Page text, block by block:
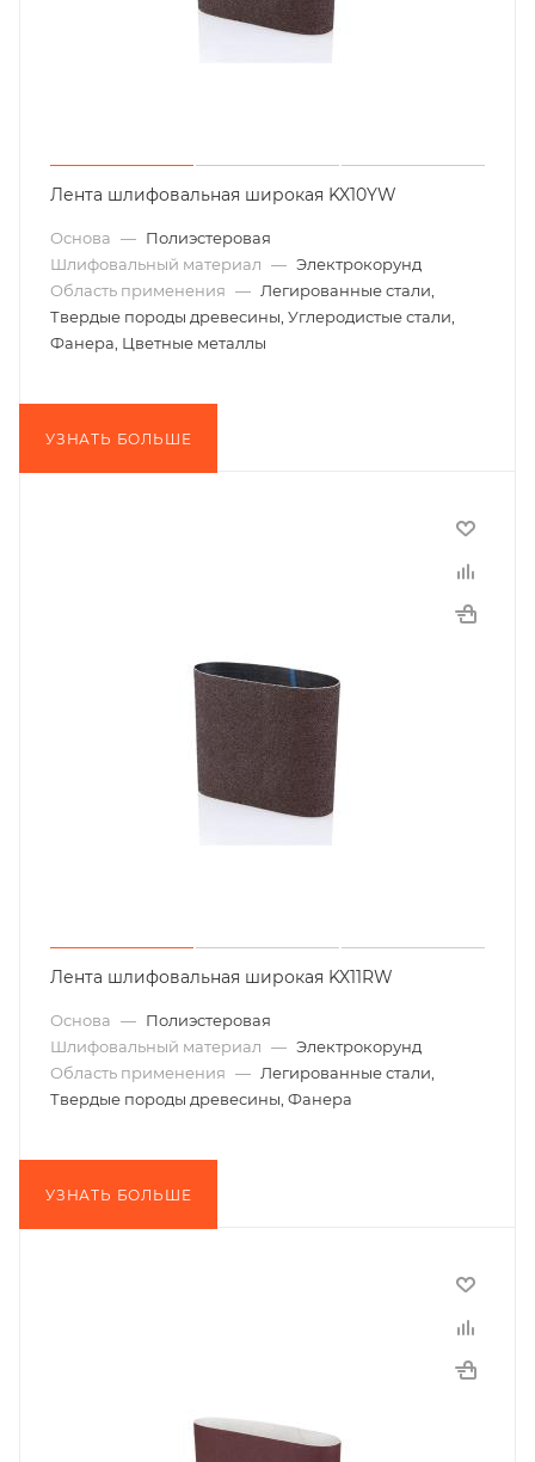
Лента шлифовальная широкая KX10YW
Основа — Полиэстеровая
Шлифовальный материал — Электрокорунд
Область применения — Легированные стали,
Твердые породы древесины, Углеродистые стали,
Фанера, Цветные металлы
УЗНАТЬ БОЛЬШЕ
Лента шлифовальная широкая KX11RW
Основа — Полиэстеровая
Шлифовальный материал — Электрокорунд
Область применения — Легированные стали,
Твердые породы древесины, Фанера
УЗНАТЬ БОЛЬШЕ